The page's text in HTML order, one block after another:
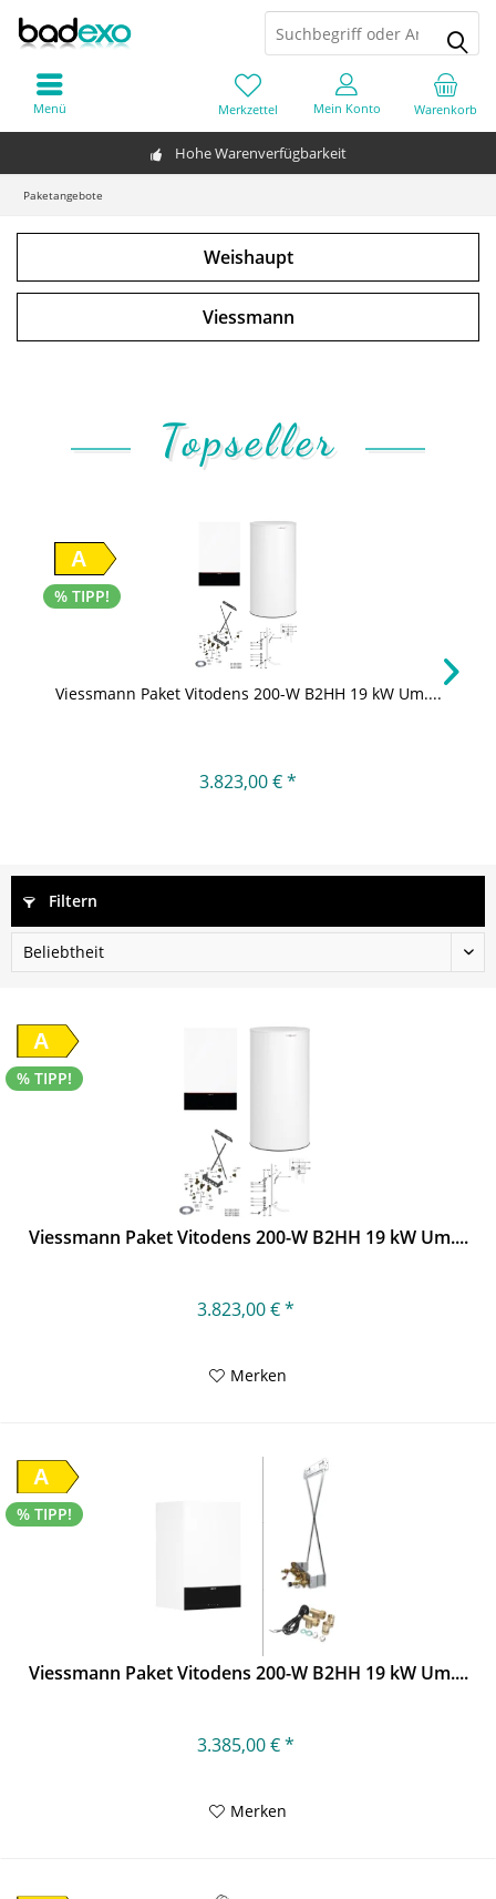
Hohe Warenverfügbarkeit
Warenkorb
Merkzettel Mein Konto
Menü
Paketangebote
Weishaupt
Viessmann
Topseller
A
% TIPP!
Viessmann Paket Vitodens 200-W B2HH 19 kW Um....
3.823,00 € *
Filtern
A
% TIPP!
Viessmann Paket Vitodens 200-W B2HH 19 kW Um....
3.823,00 € *
Merken
A
% TIPP!
Viessmann Paket Vitodens 200-W B2HH 19 kW Um....
3.385,00 € *
Merken